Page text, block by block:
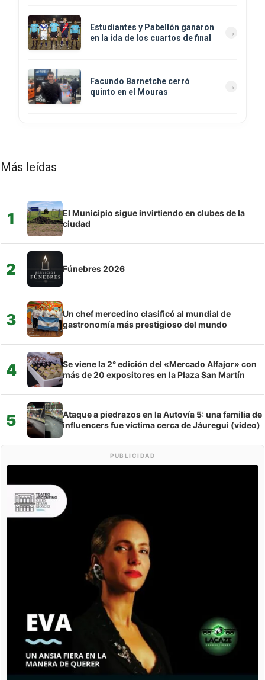
Estudiantes y Pabellón ganaron
en la ida de los cuartos de final
Facundo Barnetche cerró
quinto en el Mouras
Más leídas
1
El Municipio sigue invirtiendo en clubes de la
ciudad
2 Fúnebres 2026
3
Un chef mercedino clasificó al mundial de
gastronomía más prestigioso del mundo
4
Se viene la 2° edición del «Mercado Alfajor» con
más de 20 expositores en la Plaza San Martín
5
Ataque a piedrazos en la Autovía 5: una familia de
influencers fue víctima cerca de Jáuregui (video)
PUBLICIDAD